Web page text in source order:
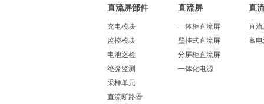
直流屏部件
充电模块
监控模块
电池巡检
绝缘监测
采样单元
直流断路器
直流屏
一体柜直流屏
壁挂式直流屏
分屏柜直流屏
一体化电源
直
直
蓄